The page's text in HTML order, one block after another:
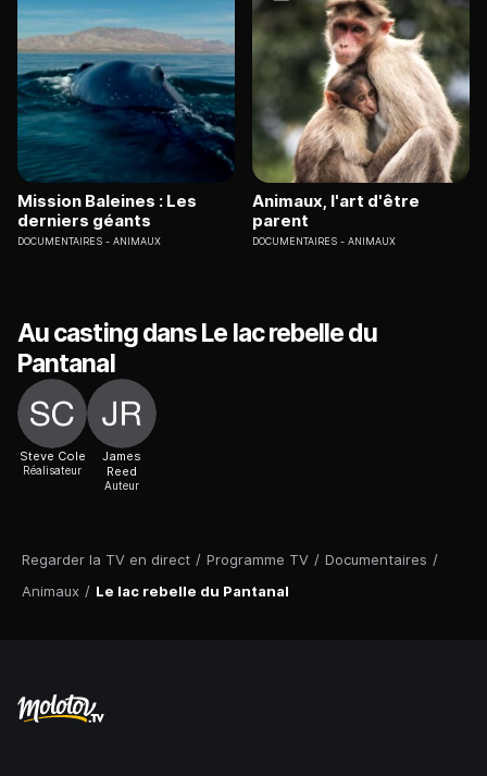
Regarder la TV en direct / Programme TV / Documentaires /
Animaux / Le lac rebelle du Pantanal
Mission Baleines : Les
derniers géants
DOCUMENTAIRES ANIMAUX
Animaux, l'art d'être
parent
DOCUMENTAIRES ANIMAUX
Au casting dans Le lac rebelle du
Pantanal
Steve Cole
Réalisateur
James
Reed
Auteur